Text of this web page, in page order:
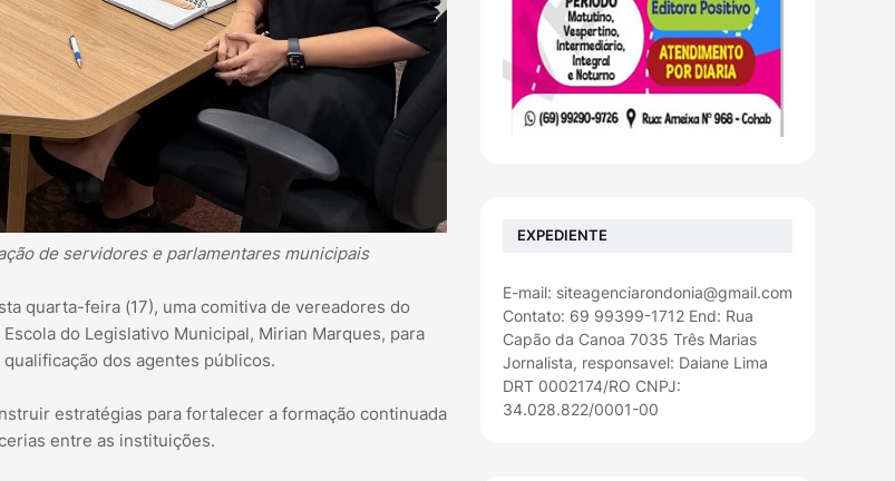
de servidores e parlamentares municipais
quarta-feira (17), uma comitiva de vereadores do
do Legislativo Municipal, Mirian Marques, para
dos agentes públicos.
estratégias para fortalecer a formação continuada
entre as instituições.
EXPEDIENTE
E-mail: siteagenciarondonia@gmail.com
Contato: 69 99399-1712 End: Rua
Capão da Canoa 7035 Três Marias
Jornalista, responsavel: Daiane Lima
DRT 0002174/RO CNPJ:
34.028.822/0001-00